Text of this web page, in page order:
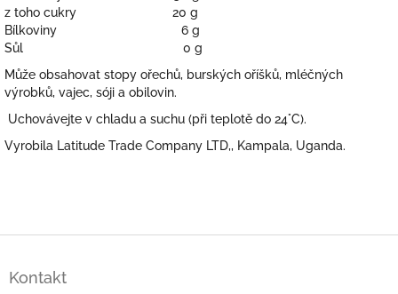
z toho cukry 20 g
Bílkoviny 6 g
Sůl 0 g
Může obsahovat stopy ořechů, burských oříšků, mléčných
výrobků, vajec, sóji a obilovin.
Uchovávejte v chladu a suchu (při teplotě do 24°C).
Vyrobila Latitude Trade Company LTD,, Kampala, Uganda.
Kontakt